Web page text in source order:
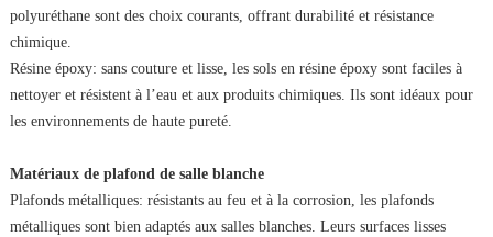
polyuréthane sont des choix courants, offrant durabilité et résistance
chimique.
Résine époxy: sans couture et lisse, les sols en résine époxy sont faciles à
nettoyer et résistent à l’eau et aux produits chimiques. Ils sont idéaux pour
les environnements de haute pureté.
Matériaux de plafond de salle blanche
Plafonds métalliques: résistants au feu et à la corrosion, les plafonds
métalliques sont bien adaptés aux salles blanches. Leurs surfaces lisses